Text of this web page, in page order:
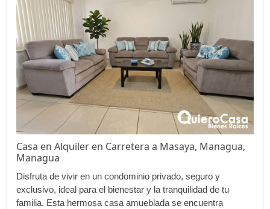
Casa en Alquiler en Carretera a Masaya, Managua,
Managua
Disfruta de vivir en un condominio privado, seguro y
exclusivo, ideal para el bienestar y la tranquilidad de tu
familia. Esta hermosa casa amueblada se encuentra